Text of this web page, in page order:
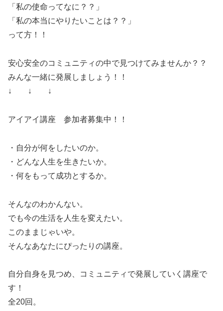
「私の使命ってなに？？」
「私の本当にやりたいことは？？」
って方！！
安心安全のコミュニティの中で見つけてみませんか？？
みんな一緒に発展しましょう！！
↓ ↓ ↓
アイアイ講座 参加者募集中！！
・自分が何をしたいのか。
・どんな人生を生きたいか。
・何をもって成功とするか。
そんなのわかんない。
でも今の生活を人生を変えたい。
このままじゃいや。
そんなあなたにぴったりの講座。
自分自身を見つめ、コミュニティで発展していく講座で
す！
全20回。